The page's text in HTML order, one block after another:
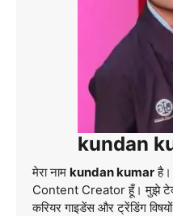
kundan
मेरा नाम kundan kumarहै।
Content Creator हूँ। मुझे
करियर गाइडेंस और ट्रेंडिंग